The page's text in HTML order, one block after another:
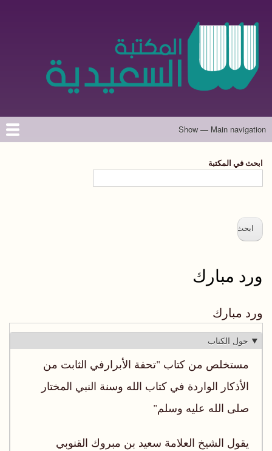
الرئيسي
Main
Show — Main navigation
الرئيسية
المؤلفون
تواصل معنا
حول الموقع
ابحث في المكتبة
ورد مبارك
ورد مبارك
حول الكتاب
مستخلص من كتاب "تحفة الأبرارفي الثابت من
الأذكار الواردة في كتاب الله وسنة النبي المختار
صلى الله عليه وسلم"
يقول الشيخ العلامة سعيد بن مبروك القنوبي